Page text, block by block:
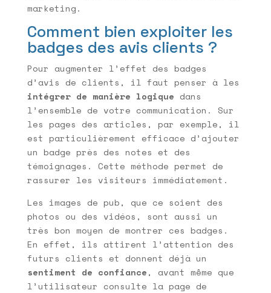
marketing.
Comment bien exploiter les
badges des avis clients ?
Pour augmenter l’effet des badges
d’avis de clients, il faut penser à les
intégrer de manière logique dans
l’ensemble de votre communication. Sur
les pages des articles, par exemple, il
est particulièrement efficace d’ajouter
un badge près des notes et des
témoignages. Cette méthode permet de
rassurer les visiteurs immédiatement.
Les images de pub, que ce soient des
photos ou des vidéos, sont aussi un
très bon moyen de montrer ces badges.
En effet, ils attirent l’attention des
futurs clients et donnent déjà un
sentiment de confiance, avant même que
l’utilisateur consulte la page de